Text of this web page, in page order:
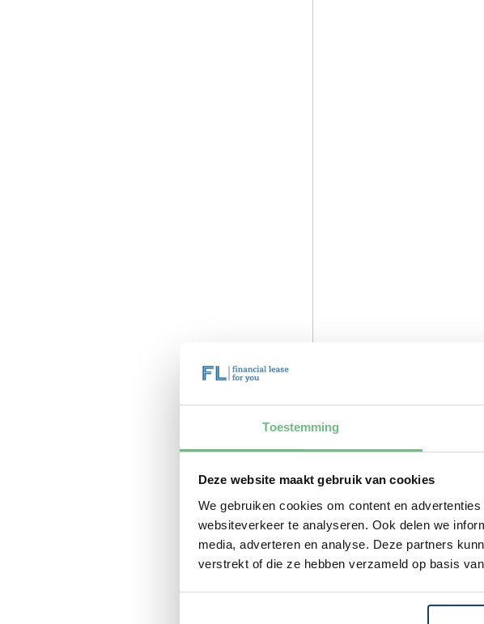
Toestemming
Deze website maakt gebruik van cookies
We gebruiken cookies om content en
websiteverkeer te analyseren. Ook delen we
media, adverteren en analyse. Deze partners
verstrekt of die ze hebben verzameld op basis